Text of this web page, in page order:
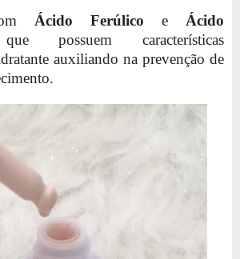
Ácido Ferúlico e Ácido
possuem características
auxiliando na prevenção de